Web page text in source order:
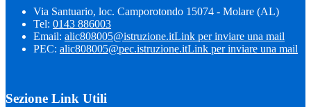
Via Santuario, loc. Camporotondo 15074 - Molare (AL)
Tel: 0143 886003
Email: alic808005@istruzione.itLink per inviare una mail
PEC: alic808005@pec.istruzione.itLink per inviare una mail
Sezione Link Utili